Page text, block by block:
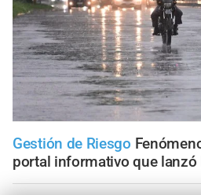
Gestión de Riesgo
portal informativo que lanzó